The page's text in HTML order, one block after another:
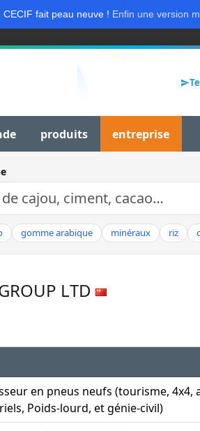
fait peau neuve ! Enfin une version
produits entreprise
gomme arabique minéraux riz
LTD
en pneus neufs (tourisme, 4x4,
Poids-lourd, et génie-civil)